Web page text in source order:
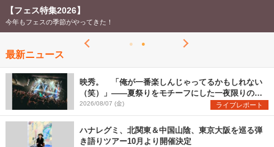
【フェス特集2026】
今年もフェスの季節がやってきた！
最新ニュース
映秀。 「俺が一番楽しんじゃってるかもしれない
（笑）」――夏祭りをモチーフにした一夜限りのス
ペシャルライブ『色祭』レポート
2026/08/07 (金) ライブレポート
ハナレグミ、北関東＆中国山陰、東京大阪を巡る弾
き語りツアー10月より開催決定